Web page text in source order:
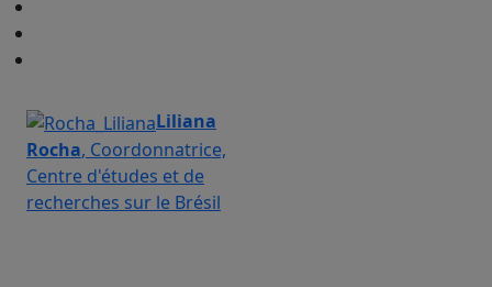
Liliana
Rocha, Coordonnatrice,
Centre d'études et de
recherches sur le Brésil